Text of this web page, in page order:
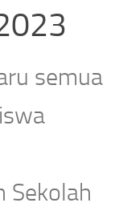
semua
Sekolah